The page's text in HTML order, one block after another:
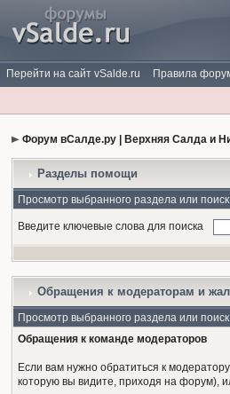
Перейти на сайт vSalde.ru Правила
Форум вСалде.ру | Верхняя Салда и
Разделы помощи
Просмотр выбранного раздела или поиск
Введите ключевые слова для поиска
Обращения к модераторам и
Просмотр выбранного раздела или поиск
Обращения к команде модераторов
Если вам нужно обратиться к
которую вы видите, приходя на форум),